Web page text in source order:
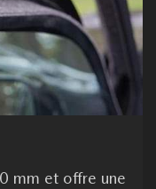
mm et offre une